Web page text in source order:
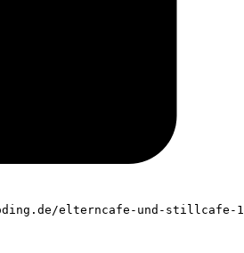
elterncafe-und-stillcafe-